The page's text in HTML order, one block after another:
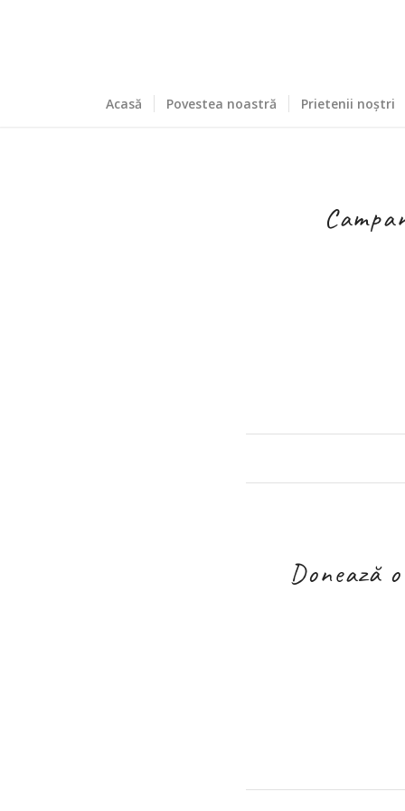
Acasă Povestea noastră Prietenii noștri
Donează